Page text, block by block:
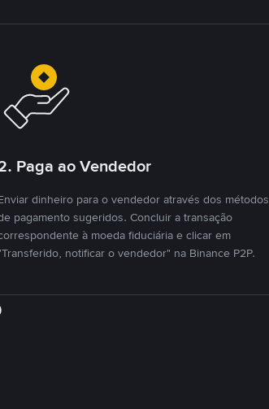
Paga ao Vendedor
dinheiro para o vendedor através dos métodos
pagamento sugeridos. Concluir a transação
à moeda fiduciária e clicar em
notificar o vendedor" na Binance P2P.